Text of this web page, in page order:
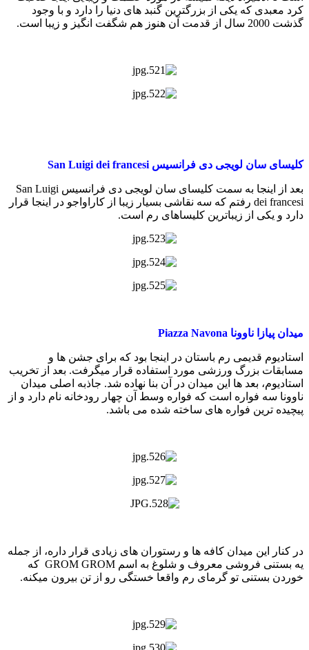
کرد معبدی که یکی از بزرگترین گنبد های دنیا را دارد و با وجود
گذشت 2000 سال از قدمت آن هنوز هم شگفت انگیز و زیبا است.
کلیسای سان لویجی دی فرانسیس San Luigi dei francesi
بعد از اینجا به سمت کلیسای سان لویجی دی فرانسیس San Luigi
dei francesi رفتم که سه نقاشی بسیار زیبا از کاراواجو در اینجا قرار
دارد و یکی از زیباترین کلیساهای رم است.
میدان پیازا ناوونا Piazza Navona
استادیوم قدیمی رم باستان در اینجا بود که برای جشن ها و
مسابقات بزرگ ورزشی مورد استفاده قرار میگرفت. بعد از تخریب
استادیوم، بعد ها این میدان در آن بنا نهاده شد. جاذبه اصلی میدان
ناوونا سه فواره است که فواره وسط آن چهار رودخانه نام دارد و از
پیچیده ترین فواره های ساخته شده می باشد.
در کنار این میدان کافه ها و رستوران های زیادی قرار داره، از جمله
یه بستنی فروشی معروف و شلوغ به اسم GROM GROM که
خوردن بستنی تو گرمای رم واقعا خستگی رو از تن بیرون میکنه.